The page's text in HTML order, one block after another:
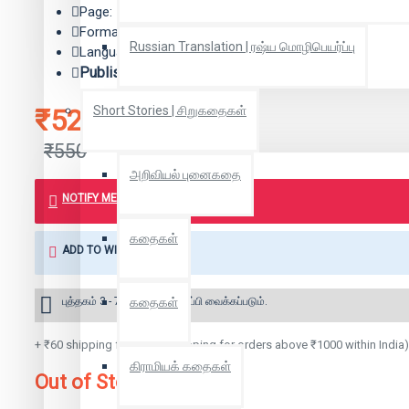
Russian Translation | ரஷ்ய மொழிபெயர்ப்பு
Short Stories | சிறுகதைகள்
அறிவியல் புனைகதை
கதைகள்
கதைகள்
கிராமியக் கதைகள்
₹523
₹550
Page: 556
Format: Paper Back
Language: Tamil
Publisher:
NOTIFY ME WHEN BOOK IS AVAILABLE
ADD TO WISH LIST
புத்தகம் 3 - 7 நாட்களில் அனுப்பி வைக்கப்படும்.
+ ₹60 shipping fee* (Free shipping for orders above ₹1000 within India)
Out of Stock